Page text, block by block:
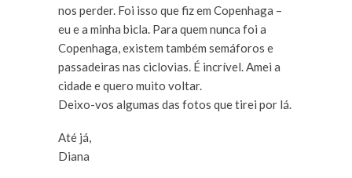
nos perder. Foi isso que fiz em Copenhaga –
eu e a minha bicla. Para quem nunca foi a
Copenhaga, existem também semáforos e
passadeiras nas ciclovias. É incrível. Amei a
cidade e quero muito voltar.
Deixo-vos algumas das fotos que tirei por lá.
Até já,
Diana